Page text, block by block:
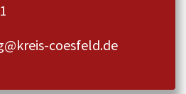
coesfeld.de